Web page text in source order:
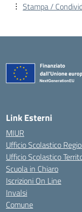
Stampa /
Link Esterni
MIUR
Ufficio Scolastico
Ufficio Scolastico
Scuola in Chiaro
Iscrizioni On Line
Invalsi
Comune